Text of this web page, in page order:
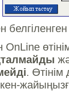
OnLine
.